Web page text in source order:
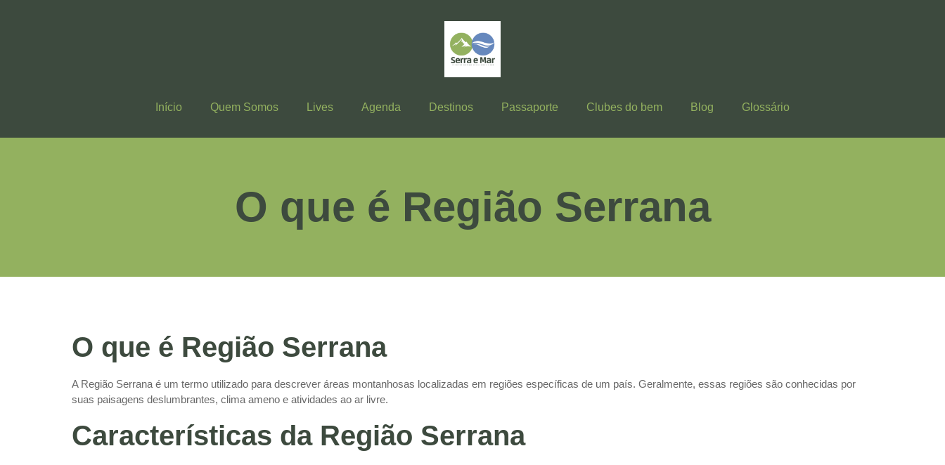
Início Quem Somos Lives Agenda Destinos Passaporte Clubes do bem Blog Glossário
O que é Região Serrana
O que é Região Serrana
A Região Serrana é um termo utilizado para descrever áreas montanhosas localizadas em regiões específicas de um país. Geralmente, essas regiões são conhecidas por
suas paisagens deslumbrantes, clima ameno e atividades ao ar livre.
Características da Região Serrana